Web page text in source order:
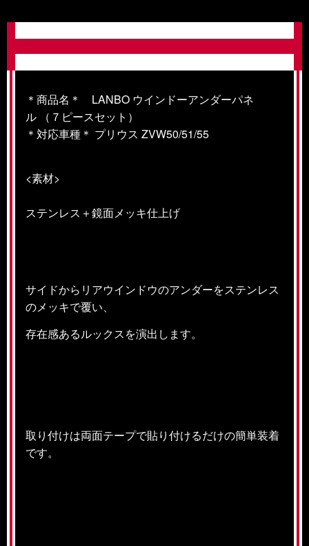
＊商品名＊ LANBO ウインドーアンダーパネ
ル （７ピースセット）
＊対応車種＊ プリウス ZVW50/51/55
<素材>
ステンレス＋鏡面メッキ仕上げ
サイドからリアウインドウのアンダーをステンレス
のメッキで覆い、
存在感あるルックスを演出します。
取り付けは両面テープで貼り付けるだけの簡単装着
です。